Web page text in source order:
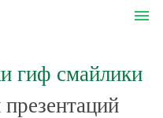
menu
гиф смайлики